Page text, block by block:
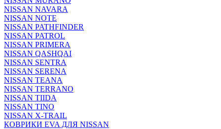
NISSAN NAVARA
NISSAN NOTE
NISSAN PATHFINDER
NISSAN PATROL
NISSAN PRIMERA
NISSAN QASHQAI
NISSAN SENTRA
NISSAN SERENA
NISSAN TEANA
NISSAN TERRANO
NISSAN TIIDA
NISSAN TINO
NISSAN X-TRAIL
КОВРИКИ EVA ДЛЯ NISSAN